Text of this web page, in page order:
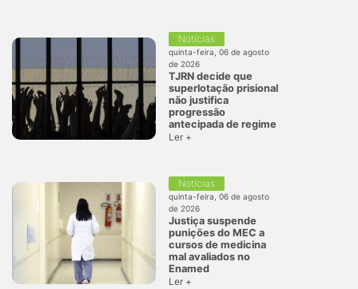
Notícias
quinta-feira, 06 de agosto
de 2026
TJRN decide que
superlotação prisional
não justifica
progressão
antecipada de regime
Ler +
Notícias
quinta-feira, 06 de agosto
de 2026
Justiça suspende
punições do MEC a
cursos de medicina
mal avaliados no
Enamed
Ler +